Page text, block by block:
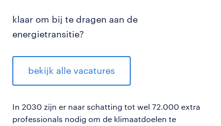
klaar om bij te dragen aan de
energietransitie?
bekijk alle vacatures
In 2030 zijn er naar schatting tot wel 72.000 extra
professionals nodig om de klimaatdoelen te